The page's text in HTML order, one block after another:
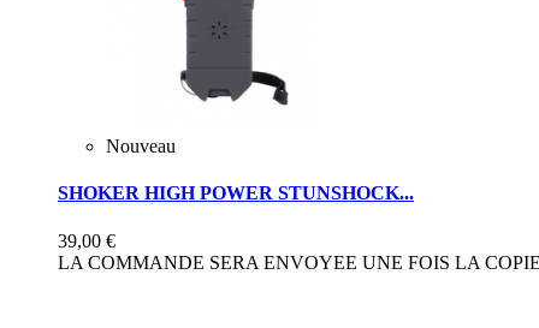
Nouveau
SHOKER HIGH POWER STUNSHOCK...
39,00 €
LA COMMANDE SERA ENVOYEE UNE FOIS LA